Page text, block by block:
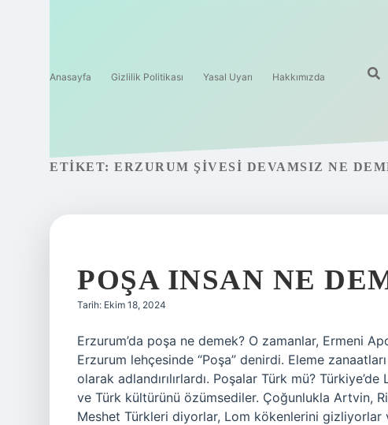
Anasayfa Gizlilik Politikası Yasal Uyarı Hakkımızda
ETIKET: ERZURUM ŞIVESI DEVAMSIZ NE
POŞA INSAN NE
Tarih: Ekim 18, 2024
Erzurum’da poşa ne demek? O zamanlar, Ermeni
Erzurum lehçesinde “Poşa” denirdi. Eleme
olarak adlandırılırlardı. Poşalar Türk mü?
ve Türk kültürünü özümsediler. Çoğunlukla Artvin,
Meshet Türkleri diyorlar, Lom kökenlerini gizliyorlar